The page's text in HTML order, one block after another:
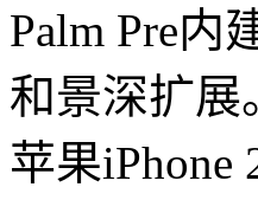
Palm Pre内
和景深扩展
苹果iPhone